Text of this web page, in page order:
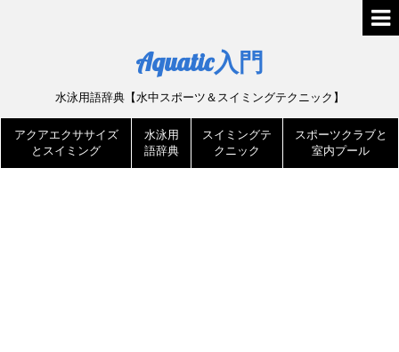
Aquatic入門
水泳用語辞典【水中スポーツ＆スイミングテクニック】
アクアエクササイズ
とスイミング
水泳用
語辞典
スイミングテ
クニック
スポーツクラブと
室内プール